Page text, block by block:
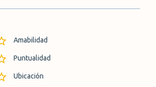
Amabilidad
Puntualidad
Ubicación